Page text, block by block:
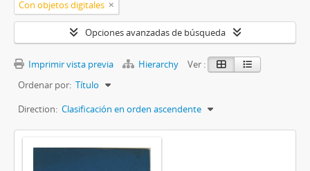
Con objetos digitales
Opciones avanzadas de búsqueda
Imprimir vista previa Hierarchy
Ver :
Ordenar por: Título
Direction: Clasificación en orden ascendente